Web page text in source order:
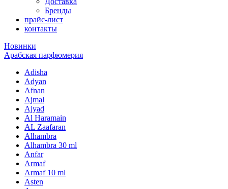
Бренды
прайс-лист
контакты
Новинки
Арабская парфюмерия
Adisha
Adyan
Afnan
Ajmal
Ajyad
Al Haramain
AL Zaafaran
Alhambra
Alhambra 30 ml
Anfar
Armaf
Armaf 10 ml
Asten